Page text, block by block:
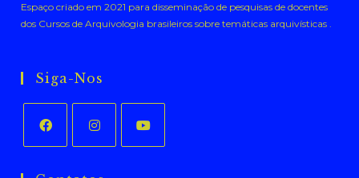
Espaço criado em 2021 para disseminação de pesquisas de docentes
dos Cursos de Arquivologia brasileiros sobre temáticas arquivísticas .
Siga-Nos